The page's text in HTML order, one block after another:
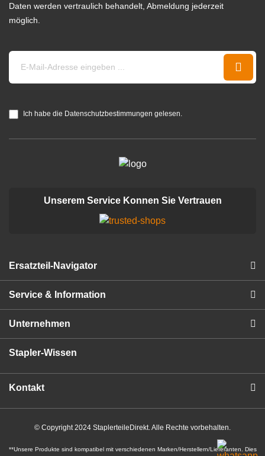
Daten werden vertraulich behandelt, Abmeldung jederzeit
möglich.
Ich habe die Datenschutzbestimmungen gelesen.
Unserem Service Konnen Sie Vertrauen
Ersatzteil-Navigator
Service & Information
Unternehmen
Stapler-Wissen
Kontakt
© Copyright 2024 StaplerteileDirekt. Alle Rechte vorbehalten.
**Unsere Produkte sind kompatibel mit verschiedenen Marken/Herstellern/Lieferanten. Dies